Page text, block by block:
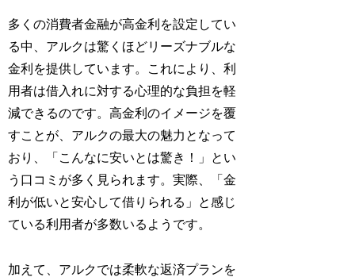
多くの消費者金融が高金利を設定してい
る中、アルクは驚くほどリーズナブルな
金利を提供しています。これにより、利
用者は借入れに対する心理的な負担を軽
減できるのです。高金利のイメージを覆
すことが、アルクの最大の魅力となって
おり、「こんなに安いとは驚き！」とい
う口コミが多く見られます。実際、「金
利が低いと安心して借りられる」と感じ
ている利用者が多数いるようです。
加えて、アルクでは柔軟な返済プランを